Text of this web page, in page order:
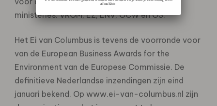
ministeries: VROM, EZ, LNV, OCW en OS.
Het Ei van Columbus is tevens de voorronde voor
van de European Business Awards for the
Environment van de Europese Commissie. De
definitieve Nederlandse inzendingen zijn eind
januari bekend. Op www.ei-van-columbus.nl zijn
afmelden!